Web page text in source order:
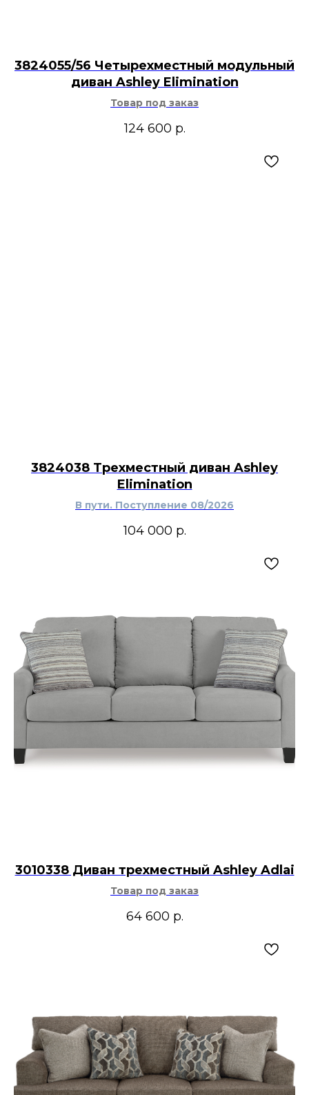
3824055/56 Четырехместный модульный
диван Ashley Elimination
Товар под заказ
124 600 р.
3824038 Трехместный диван Ashley
Elimination
В пути. Поступление 08/2026
104 000 р.
3010338 Диван трехместный Ashley Adlai
Товар под заказ
64 600 р.